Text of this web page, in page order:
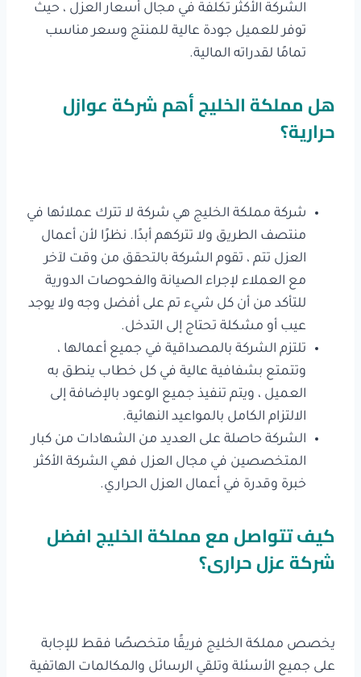
الشركة الأكثر تكلفة في مجال أسعار العزل ، حيث
توفر للعميل جودة عالية للمنتج وسعر مناسب
تمامًا لقدراته المالية.
هل مملكة الخليج أهم شركة عوازل
حرارية؟
شركة مملكة الخليج هي شركة لا تترك عملائها في
منتصف الطريق ولا تتركهم أبدًا. نظرًا لأن أعمال
العزل تتم ، تقوم الشركة بالتحقق من وقت لآخر
مع العملاء لإجراء الصيانة والفحوصات الدورية
للتأكد من أن كل شيء تم على أفضل وجه ولا يوجد
عيب أو مشكلة تحتاج إلى التدخل.
تلتزم الشركة بالمصداقية في جميع أعمالها ،
وتتمتع بشفافية عالية في كل خطاب ينطق به
العميل ، ويتم تنفيذ جميع الوعود بالإضافة إلى
الالتزام الكامل بالمواعيد النهائية.
الشركة حاصلة على العديد من الشهادات من كبار
المتخصصين في مجال العزل فهي الشركة الأكثر
خبرة وقدرة في أعمال العزل الحراري.
كيف تتواصل مع مملكة الخليج افضل
شركة عزل حرارى؟
يخصص مملكة الخليج فريقًا متخصصًا فقط للإجابة
على جميع الأسئلة وتلقي الرسائل والمكالمات الهاتفية